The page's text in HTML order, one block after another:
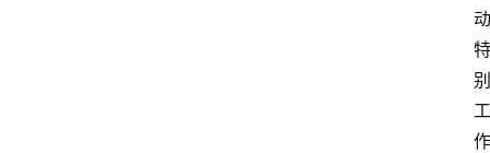
动
特
别
工
作